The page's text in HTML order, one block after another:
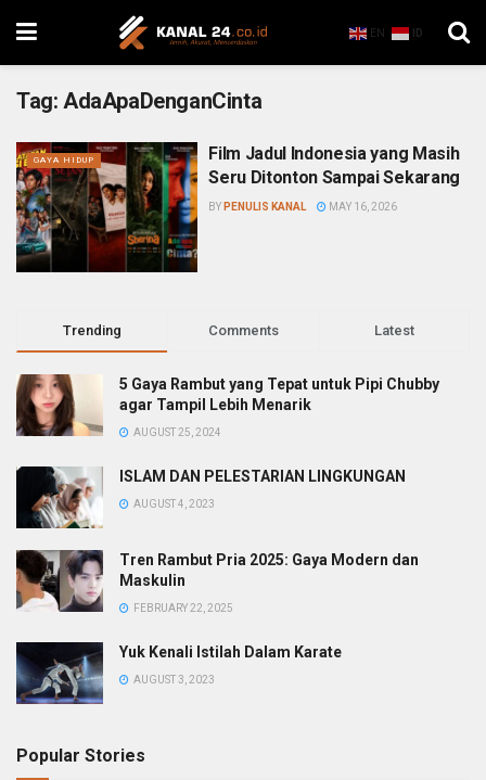
EN ID
Tag: AdaApaDenganCinta
GAYA HIDUP
Film Jadul Indonesia yang Masih
Seru Ditonton Sampai Sekarang
BY PENULIS KANAL MAY 16, 2026
Trending Comments Latest
5 Gaya Rambut yang Tepat untuk Pipi Chubby
agar Tampil Lebih Menarik
AUGUST 25, 2024
ISLAM DAN PELESTARIAN LINGKUNGAN
AUGUST 4, 2023
Tren Rambut Pria 2025: Gaya Modern dan
Maskulin
FEBRUARY 22, 2025
Yuk Kenali Istilah Dalam Karate
AUGUST 3, 2023
Popular Stories